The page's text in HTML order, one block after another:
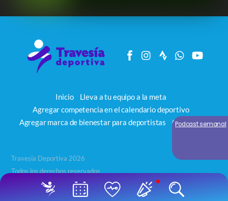
Inicio
Lleva a tu equipo a la meta
Agregar competencia en el calendario deportivo
Agregar marca de bienestar para deportistas
Contacto
Travesía Deportiva 2026
Todos los derechos reservados
Podcast semanal